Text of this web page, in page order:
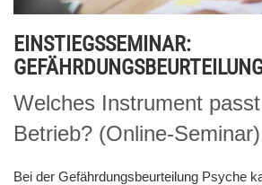
EINSTIEGSSEMINAR:
Welches Instrument
Betrieb? (Online-Seminar)
Bei der Gefährdungsbeurteilung Psyche